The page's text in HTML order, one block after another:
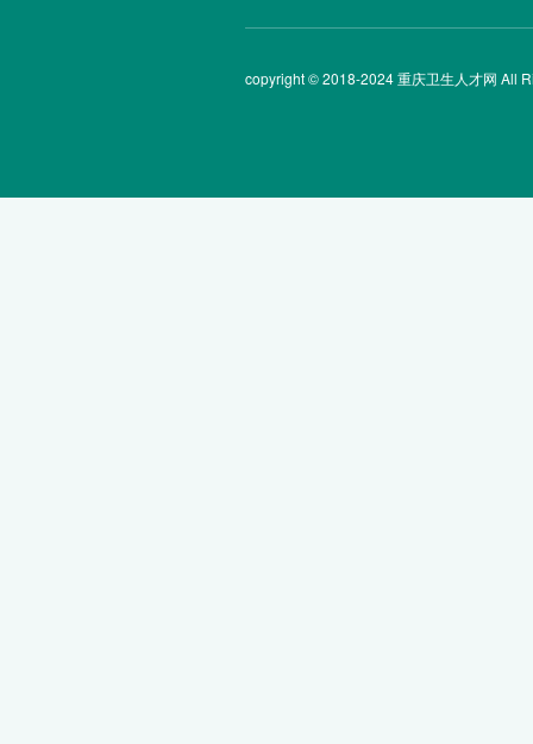
copyright © 2018-2024 重庆卫生人才网 All